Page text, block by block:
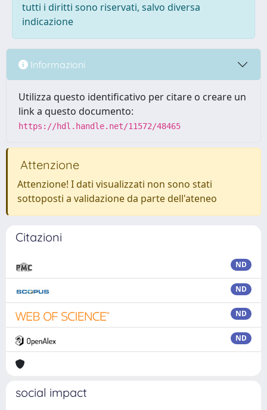
tutti i diritti sono riservati, salvo diversa
indicazione
Informazioni
Utilizza questo identificativo per citare o creare un
link a questo documento:
https://hdl.handle.net/11572/48465
Attenzione
Attenzione! I dati visualizzati non sono stati
sottoposti a validazione da parte dell'ateneo
Citazioni
ND
ND
ND
ND
social impact